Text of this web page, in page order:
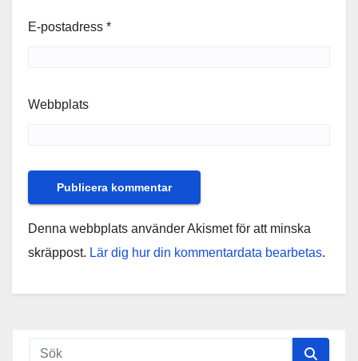
E-postadress *
Webbplats
Denna webbplats använder Akismet för att minska
skräppost. Lär dig hur din kommentardata bearbetas.